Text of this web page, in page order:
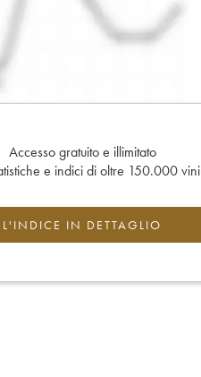
Accesso gratuito e illimitato
e indici di oltre 150.000 vini
L'INDICE IN DETTAGLIO